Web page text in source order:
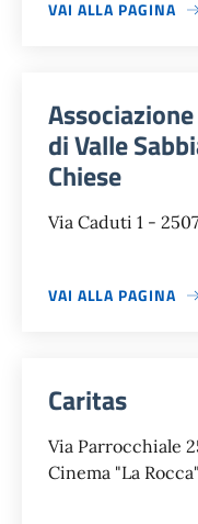
VAI ALLA PAGINA
di Valle
Chiese
Via Caduti 1 -
VAI ALLA PAGINA
Caritas
Via Parrocchiale
Cinema "La Rocca"